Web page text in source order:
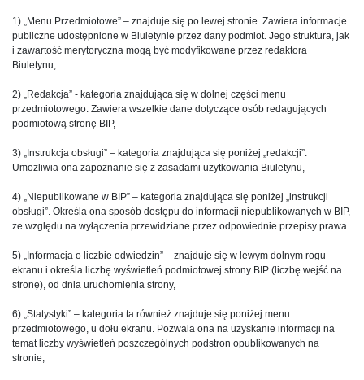
1) „Menu Przedmiotowe” – znajduje się po lewej stronie. Zawiera informacje
publiczne udostępnione w Biuletynie przez dany podmiot. Jego struktura, jak
i zawartość merytoryczna mogą być modyfikowane przez redaktora
Biuletynu,
2) „Redakcja” - kategoria znajdująca się w dolnej części menu
przedmiotowego. Zawiera wszelkie dane dotyczące osób redagujących
podmiotową stronę BIP,
3) „Instrukcja obsługi” – kategoria znajdująca się poniżej „redakcji”.
Umożliwia ona zapoznanie się z zasadami użytkowania Biuletynu,
4) „Niepublikowane w BIP” – kategoria znajdująca się poniżej „instrukcji
obsługi”. Określa ona sposób dostępu do informacji niepublikowanych w BIP,
ze względu na wyłączenia przewidziane przez odpowiednie przepisy prawa.
5) „Informacja o liczbie odwiedzin” – znajduje się w lewym dolnym rogu
ekranu i określa liczbę wyświetleń podmiotowej strony BIP (liczbę wejść na
stronę), od dnia uruchomienia strony,
6) „Statystyki” – kategoria ta również znajduje się poniżej menu
przedmiotowego, u dołu ekranu. Pozwala ona na uzyskanie informacji na
temat liczby wyświetleń poszczególnych podstron opublikowanych na
stronie,